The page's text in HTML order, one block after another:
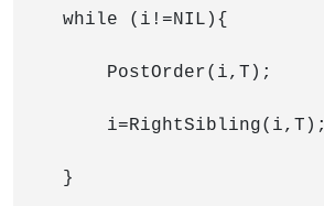
    while (i!=NIL){
        PostOrder(i,T);
        i=RightSibling(i,T);
    }